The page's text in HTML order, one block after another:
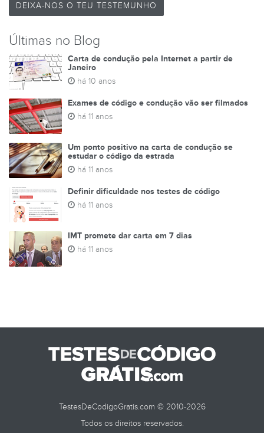
DEIXA-NOS O TEU TESTEMUNHO
Últimas no Blog
Carta de condução pela Internet a partir de
Janeiro
há 10 anos
Exames de código e condução vão ser filmados
há 11 anos
Um ponto positivo na carta de condução se
estudar o código da estrada
há 11 anos
Definir dificuldade nos testes de código
há 11 anos
IMT promete dar carta em 7 dias
há 11 anos
TestesDeCodigoGratis.com © 2010-2026
Todos os direitos reservados.